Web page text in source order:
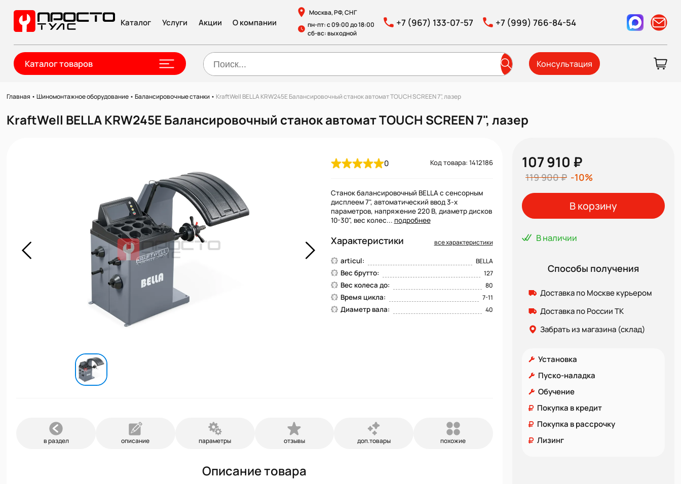
Каталог Услуги Акции О компании
Москва, РФ, СНГ
пн-пт: с 09:00 до 18:00
сб-вс: выходной
+7 (967) 133-07-57 +7 (999) 766-84-54
Каталог товаров Консультация
Главная •Шиномонтажное оборудование •Балансировочные станки • KraftWell BELLA KRW245E Балансировочный станок автомат TOUCH SCREEN 7", лазер
KraftWell BELLA KRW245E Балансировочный станок автомат TOUCH SCREEN 7", лазер
0 Код товара: 1412186
Станок балансировочный BELLA с сенсорным
дисплеем 7", автоматический ввод 3-х
параметров, напряжение 220 В, диаметр дисков
10-30", вес колес... подробнее
Характеристики все характеристики
articul: BELLA
Вес брутто: 127
Вес колеса до: 80
Время цикла: 7-11
Диаметр вала: 40
в раздел описание параметры отзывы доп.товары похожие
Описание товара
107 910 ₽
119 900 ₽ -10%
В корзину
В наличии
Способы получения
Доставка по Москве курьером
Доставка по России ТК
Забрать из магазина (склад)
Установка
Пуско-наладка
Обучение
Покупка в кредит
Покупка в рассрочку
Лизинг